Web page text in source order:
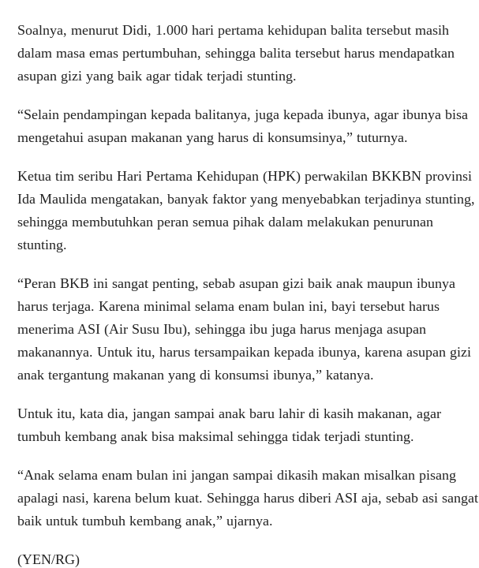
Soalnya, menurut Didi, 1.000 hari pertama kehidupan balita tersebut masih
dalam masa emas pertumbuhan, sehingga balita tersebut harus mendapatkan
asupan gizi yang baik agar tidak terjadi stunting.
“Selain pendampingan kepada balitanya, juga kepada ibunya, agar ibunya bisa
mengetahui asupan makanan yang harus di konsumsinya,” tuturnya.
Ketua tim seribu Hari Pertama Kehidupan (HPK) perwakilan BKKBN provinsi
Ida Maulida mengatakan, banyak faktor yang menyebabkan terjadinya stunting,
sehingga membutuhkan peran semua pihak dalam melakukan penurunan
stunting.
“Peran BKB ini sangat penting, sebab asupan gizi baik anak maupun ibunya
harus terjaga. Karena minimal selama enam bulan ini, bayi tersebut harus
menerima ASI (Air Susu Ibu), sehingga ibu juga harus menjaga asupan
makanannya. Untuk itu, harus tersampaikan kepada ibunya, karena asupan gizi
anak tergantung makanan yang di konsumsi ibunya,” katanya.
Untuk itu, kata dia, jangan sampai anak baru lahir di kasih makanan, agar
tumbuh kembang anak bisa maksimal sehingga tidak terjadi stunting.
“Anak selama enam bulan ini jangan sampai dikasih makan misalkan pisang
apalagi nasi, karena belum kuat. Sehingga harus diberi ASI aja, sebab asi sangat
baik untuk tumbuh kembang anak,” ujarnya.
(YEN/RG)